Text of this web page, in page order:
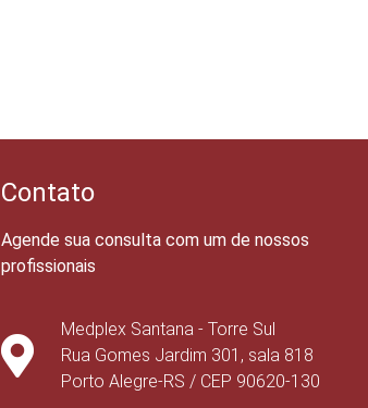
Contato
Agende sua consulta com um de nossos
profissionais
Medplex Santana - Torre Sul
Rua Gomes Jardim 301, sala 818
Porto Alegre-RS / CEP 90620-130